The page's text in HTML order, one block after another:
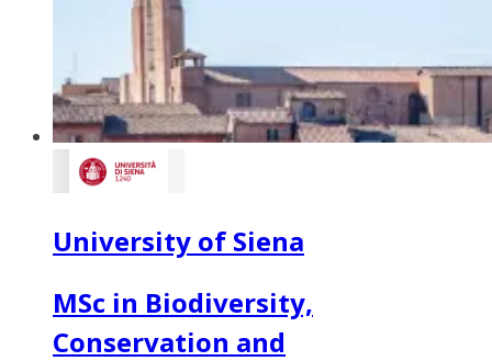
University of Siena
MSc in Biodiversity,
Conservation and